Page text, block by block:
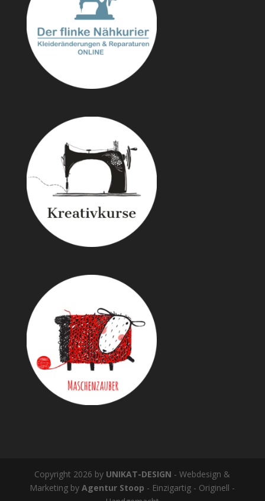
Copyright 2026 by UNIKAT-DESIGN - Webdesign &
Marketing byAgentur Stoop - Einzigartig - Originell -